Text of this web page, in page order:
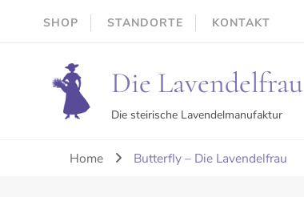
SHOP STANDORTE KONTAKT
Die Lavendelfrau
Die steirische Lavendelmanufaktur
Home Butterfly – Die Lavendelfrau